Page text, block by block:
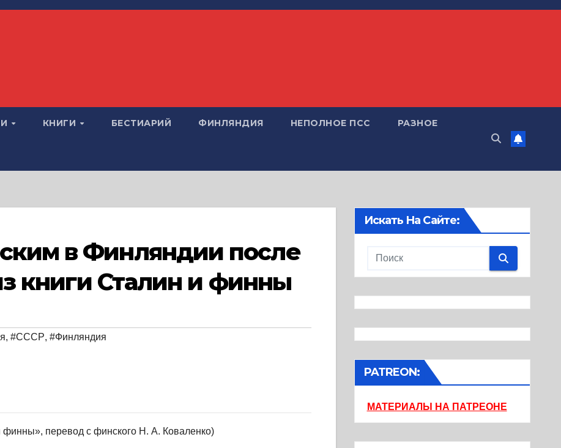
КНИГИ БЕСТИАРИЙ ФИНЛЯНДИЯ НЕПОЛНОЕ ПСС РАЗНОЕ
в Финляндии после
книги Сталин и финны
, #СССР, #Финляндия
финны», перевод с финского Н. А. Коваленко)
Искать На Сайте:
PATREON:
МАТЕРИАЛЫ НА ПАТРЕОНЕ